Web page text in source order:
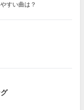
すい曲は？